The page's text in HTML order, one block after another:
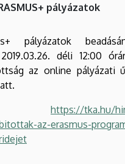
pályázatok
pályázatok
déli 12:00
az online pályázati
https://tka.hu/
az-erasmus-